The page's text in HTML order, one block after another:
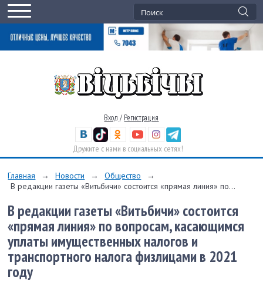
Вход / Регистрация
Дружите с нами в социальных сетях!
Главная → Новости → Общество
→
В редакции газеты «Витьбичи» состоится «прямая линия» по...
В редакции газеты «Витьбичи» состоится
«прямая линия» по вопросам, касающимся
уплаты имущественных налогов и
транспортного налога физлицами в 2021
году